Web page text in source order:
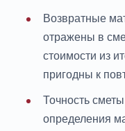
Возвратные
отражены в
стоимости из
пригодны к
Точность
определения